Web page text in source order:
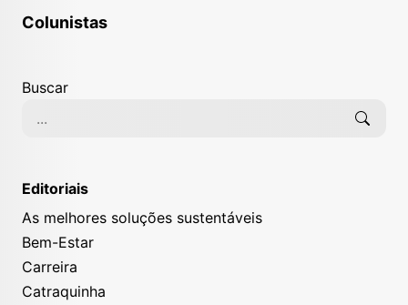
Colunistas
Buscar
Editoriais
As melhores soluções sustentáveis
Bem-Estar
Carreira
Catraquinha